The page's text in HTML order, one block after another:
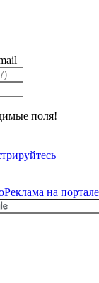
поля!
Реклама на портале